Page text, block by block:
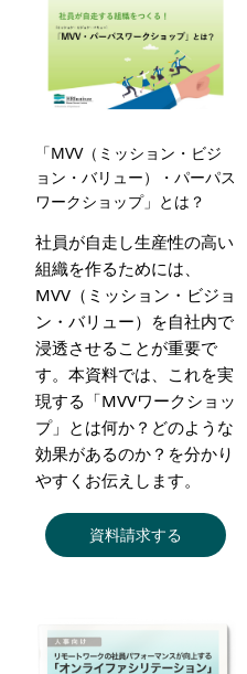
「MVV（ミッション・ビジ
ョン・バリュー）・パーパス
ワークショップ」とは？
社員が自走し生産性の高い
組織を作るためには、
MVV（ミッション・ビジョ
ン・バリュー）を自社内で
浸透させることが重要で
す。本資料では、これを実
現する「MVVワークショッ
プ」とは何か？どのような
効果があるのか？を分かり
やすくお伝えします。
資料請求する